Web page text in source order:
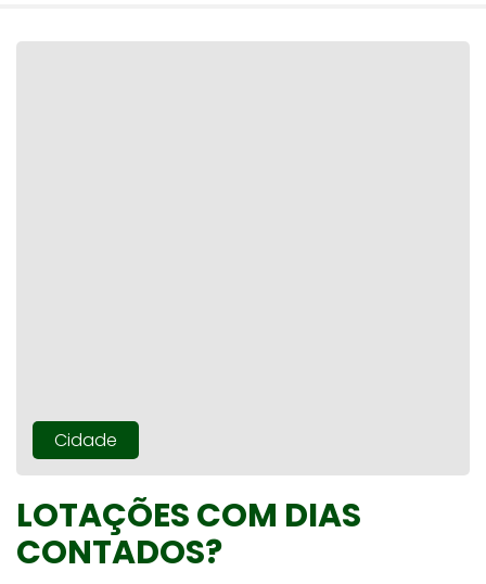
Cidade
LOTAÇÕES COM DIAS
CONTADOS?